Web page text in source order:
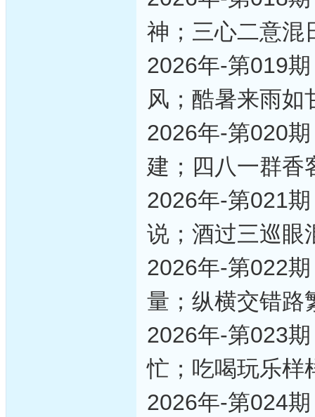
神；三心二意混
2026年-第019
风；酷暑来雨如
2026年-第020
建；四八一群香
2026年-第021
说；酒过三巡眼
2026年-第022
量；纵横交错路
2026年-第023
忙；吃喝玩乐样
2026年-第024